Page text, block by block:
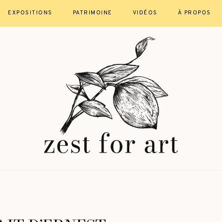
EXPOSITIONS PATRIMOINE VIDÉOS À PROPOS